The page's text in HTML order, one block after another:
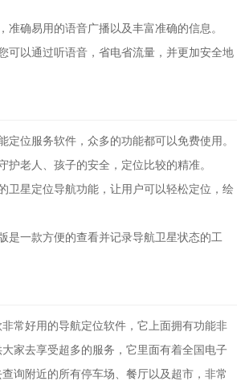
准确易用的语音广播以及丰富准确的信息。
可以通过听语音，省电省流量，并更加安全地
定位服务软件，众多的功能都可以免费使用。
护老人、孩子的安全，定位比较的精准。
卫星定位导航功能，让用户可以轻松定位，绘
是一款方便的查看并记录导航卫星状态的工
常好用的导航定位软件，它上面拥有功能非
家去享受超多的服务，它里面有着全国电子
询附近的所有停车场、餐厅以及超市，非常